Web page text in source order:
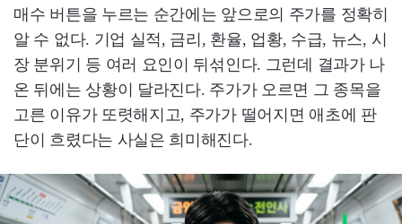
매수 버튼을 누르는 순간에는 앞으로의 주가를 정확히
알 수 없다. 기업 실적, 금리, 환율, 업황, 수급, 뉴스, 시
장 분위기 등 여러 요인이 뒤섞인다. 그런데 결과가 나
온 뒤에는 상황이 달라진다. 주가가 오르면 그 종목을
고른 이유가 또렷해지고, 주가가 떨어지면 애초에 판
단이 흐렸다는 사실은 희미해진다.